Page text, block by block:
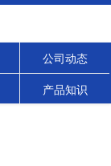
公司动态
产品知识